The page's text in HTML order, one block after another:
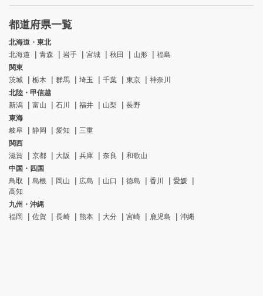
都道府県一覧
北海道・東北
北海道
青森 岩手 宮城 秋田 山形
福島
関東
茨城
栃木 群馬 埼玉 千葉 東京
神奈川
北陸・甲信越
新潟
富山 石川 福井 山梨
長野
東海
岐阜
静岡 愛知
三重
関西
滋賀
京都 大阪 兵庫 奈良
和歌山
中国・四国
鳥取
島根 岡山 広島 山口 徳島 香川
愛媛
高知
九州・沖縄
福岡
佐賀 長崎 熊本 大分 宮崎 鹿児島 沖縄